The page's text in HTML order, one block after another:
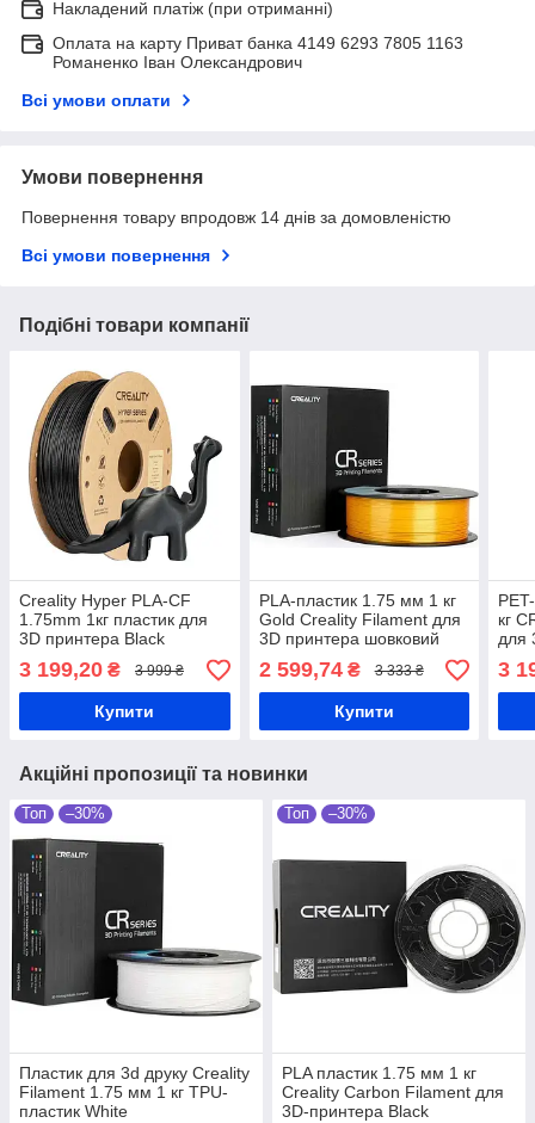
Накладений платіж (при отриманні)
Оплата на карту Приват банка 4149 6293 7805 1163
Романенко Іван Олександрович
Всі умови оплати
Умови повернення
Повернення товару впродовж 14 днів за домовленістю
Всі умови повернення
Подібні товари компанії
Creality Hyper PLA-CF
1.75mm 1кг пластик для
3D принтера Black
3 199,20 ₴ 3 999 ₴
Купити
PLA-пластик 1.75 мм 1 кг
Gold Creality Filament для
3D принтера шовковий
блиск
2 599,74₴ 3 333 ₴
Купити
кг
для
3
Акційні пропозиції та новинки
Топ –30%
Пластик для 3d друку Creality
Filament 1.75 мм 1 кг TPU-
пластик White
Топ –30%
PLA пластик 1.75 мм 1 кг
Creality Carbon Filament для
3D-принтера Black